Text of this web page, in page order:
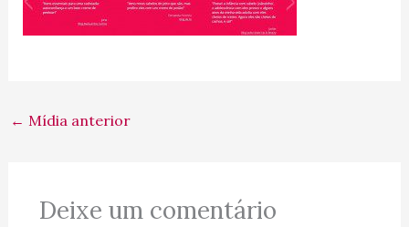
← Mídia anterior
Deixe um comentário